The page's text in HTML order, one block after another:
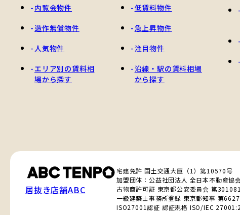
内覧会物件
造作無償物件
人気物件
エリア別の賃料相
場から探す
低賃料物件
急上昇物件
注目物件
沿線・駅の賃料相場
から探す
居抜き店舗ABC
宅建免許 国土交通大臣（1）第10570号
加盟団体：公益社団法人 全日本不動産協
古物商許可証 東京都公安委員会 第
一級建築士事務所登録 東京都知事 第
ISO27001認証 認証規格 ISO/IEC